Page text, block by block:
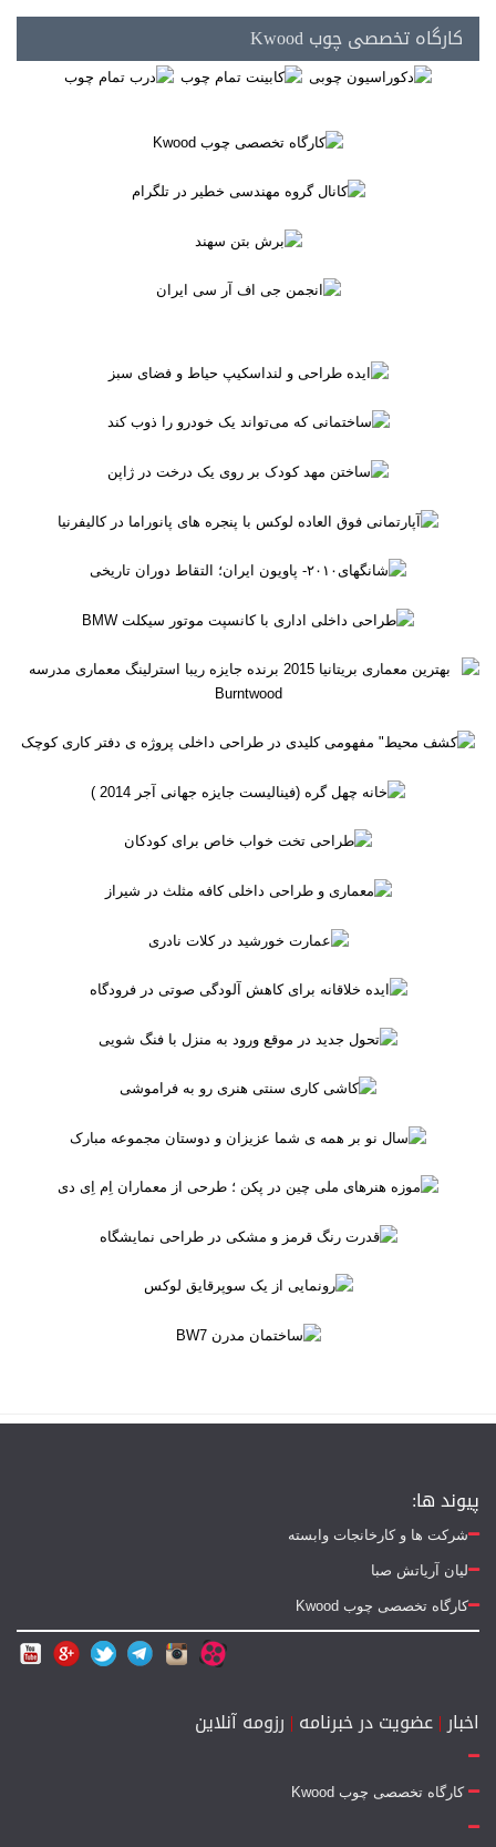
کارگاه تخصصی چوب Kwood
پیوند ها:
شرکت ها و کارخانجات وابسته
لیان آریاتش صبا
کارگاه تخصصی چوب Kwood
اخبار|عضویت در خبرنامه | رزومه آنلاین
کارگاه تخصصی چوب Kwood